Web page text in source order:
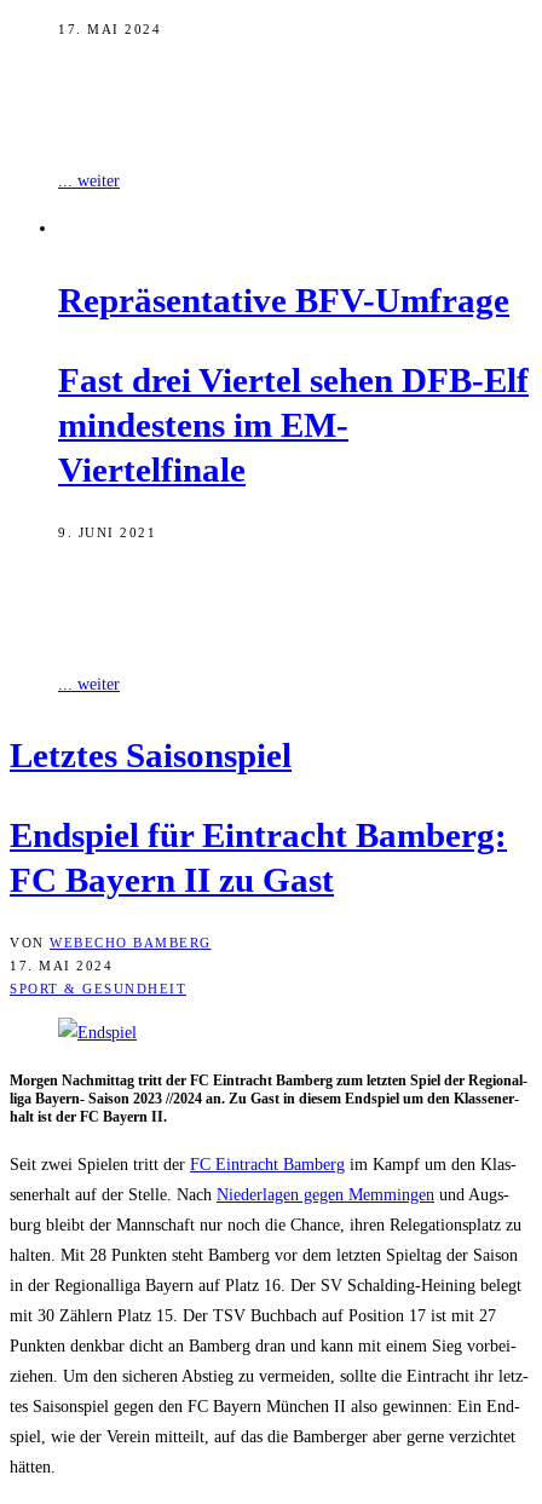
17. MAI 2024
... weiter
Reprä­sen­ta­ti­ve BFV-Umfrage
Fast drei Vier­tel sehen DFB-Elf
min­des­tens im EM-
Viertelfinale
9. JUNI 2021
... weiter
Letz­tes Saisonspiel
End­spiel für Ein­tracht Bam­berg:
FC Bay­ern II zu Gast
VON WEBECHO BAMBERG
17. MAI 2024
SPORT & GESUNDHEIT
Mor­gen Nach­mit­tag tritt der FC Ein­tracht Bam­berg zum letz­ten Spiel der Regio­nal­
li­ga Bay­ern- Sai­son 2023 /​/​2024 an. Zu Gast in die­sem End­spiel um den Klas­sen­er­
halt ist der FC Bay­ern II.
Seit zwei Spie­len tritt der FC Ein­tracht Bam­berg im Kampf um den Klas­
sen­er­halt auf der Stel­le. Nach Nie­der­la­gen gegen Mem­min­gen und Augs­
burg bleibt der Mann­schaft nur noch die Chan­ce, ihren Rele­ga­ti­ons­platz zu
hal­ten. Mit 28 Punk­ten steht Bam­berg vor dem letz­ten Spiel­tag der Sai­son
in der Regio­nal­li­ga Bay­ern auf Platz 16. Der SV Schal­ding-Hei­ning belegt
mit 30 Zäh­lern Platz 15. Der TSV Buch­bach auf Posi­ti­on 17 ist mit 27
Punk­ten denk­bar dicht an Bam­berg dran und kann mit einem Sieg vor­bei­
zie­hen. Um den siche­ren Abstieg zu ver­mei­den, soll­te die Ein­tracht ihr letz­
tes Sai­son­spiel gegen den FC Bay­ern Mün­chen II also gewin­nen: Ein End­
spiel, wie der Ver­ein mit­teilt, auf das die Bam­ber­ger aber ger­ne ver­zich­tet
hätten.